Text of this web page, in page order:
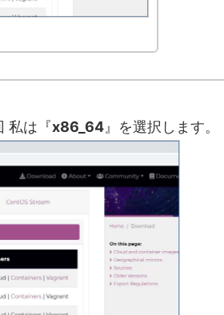
私は『x86_64』を選択します。